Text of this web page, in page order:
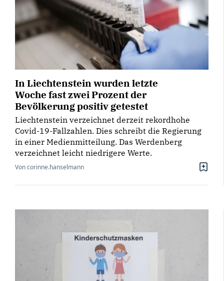
In Liechtenstein wurden letzte
Woche fast zwei Prozent der
Bevölkerung positiv getestet
Liechtenstein verzeichnet derzeit rekordhohe
Covid-19-Fallzahlen. Dies schreibt die Regierung
in einer Medienmitteilung. Das Werdenberg
verzeichnet leicht niedrigere Werte.
Von corinne.hanselmann